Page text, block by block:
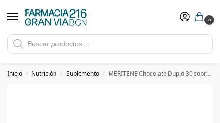
0
Rebajas de verano hasta -30%
​ 5€ de descuento con el cupón 5GRANVIA (compras superiores a 150€)
Inicio / Nutrición / Suplemento / MERITENE Chocolate Duplo 30 sobres -15%dto